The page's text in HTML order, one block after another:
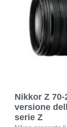
Nikkor Z 70-
versione
serie Z